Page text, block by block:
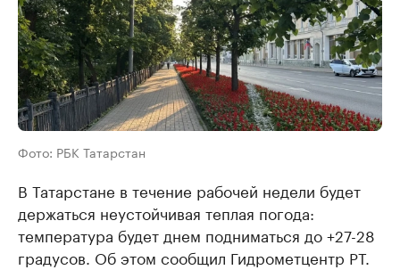
Фото: РБК Татарстан
В Татарстане в течение рабочей недели будет
держаться неустойчивая теплая погода:
температура будет днем подниматься до +27-28
градусов. Об этом сообщил Гидрометцентр РТ.